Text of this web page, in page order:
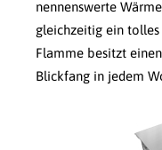
nennenswerte
gleichzeitig ein
Flamme besitzt
Blickfang in jedem